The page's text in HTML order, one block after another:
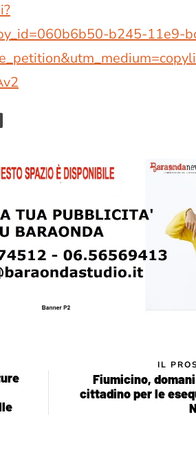
b245-11e9-
IL
Fiumicino,
cittadino per le